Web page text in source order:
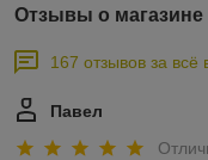
Отзывы о магазине
167 отзывов за всё
Павел